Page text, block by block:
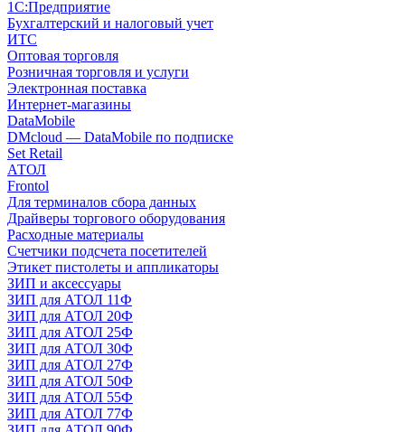
1С:Предприятие
Бухгалтерский и налоговый учет
ИТС
Оптовая торговля
Розничная торговля и услуги
Электронная поставка
Интернет-магазины
DataMobile
DMcloud — DataMobile по подписке
Set Retail
АТОЛ
Frontol
Для терминалов сбора данных
Драйверы торгового оборудования
Расходные материалы
Счетчики подсчета посетителей
Этикет пистолеты и аппликаторы
ЗИП и аксессуары
ЗИП для АТОЛ 11Ф
ЗИП для АТОЛ 20Ф
ЗИП для АТОЛ 25Ф
ЗИП для АТОЛ 30Ф
ЗИП для АТОЛ 27Ф
ЗИП для АТОЛ 50Ф
ЗИП для АТОЛ 55Ф
ЗИП для АТОЛ 77Ф